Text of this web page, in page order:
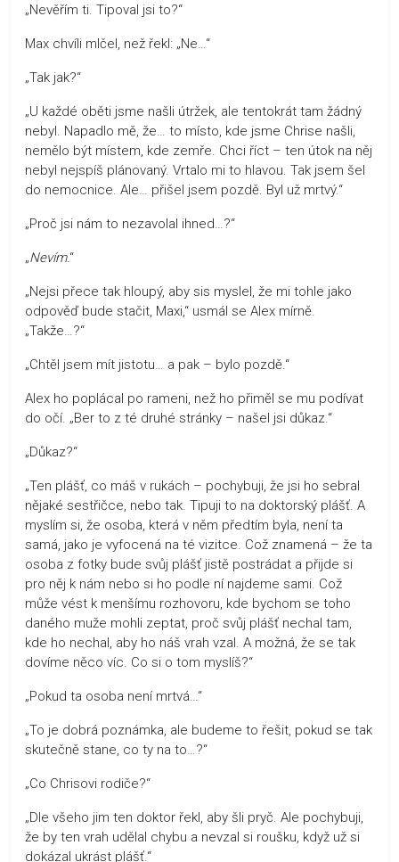
„Nevěřím ti. Tipoval jsi to?“
Max chvíli mlčel, než řekl: „Ne…“
„Tak jak?“
„U každé oběti jsme našli útržek, ale tentokrát tam žádný
nebyl. Napadlo mě, že… to místo, kde jsme Chrise našli,
nemělo být místem, kde zemře. Chci říct – ten útok na něj
nebyl nejspíš plánovaný. Vrtalo mi to hlavou. Tak jsem šel
do nemocnice. Ale… přišel jsem pozdě. Byl už mrtvý.“
„Proč jsi nám to nezavolal ihned…?“
„Nevím.“
„Nejsi přece tak hloupý, aby sis myslel, že mi tohle jako
odpověď bude stačit, Maxi,“ usmál se Alex mírně.
„Takže…?“
„Chtěl jsem mít jistotu… a pak – bylo pozdě.“
Alex ho poplácal po rameni, než ho přiměl se mu podívat
do očí. „Ber to z té druhé stránky – našel jsi důkaz.“
„Důkaz?“
„Ten plášť, co máš v rukách – pochybuji, že jsi ho sebral
nějaké sestřičce, nebo tak. Tipuji to na doktorský plášť. A
myslím si, že osoba, která v něm předtím byla, není ta
samá, jako je vyfocená na té vizitce. Což znamená – že ta
osoba z fotky bude svůj plášť jistě postrádat a přijde si
pro něj k nám nebo si ho podle ní najdeme sami. Což
může vést k menšímu rozhovoru, kde bychom se toho
daného muže mohli zeptat, proč svůj plášť nechal tam,
kde ho nechal, aby ho náš vrah vzal. A možná, že se tak
dovíme něco víc. Co si o tom myslíš?“
„Pokud ta osoba není mrtvá…“
„To je dobrá poznámka, ale budeme to řešit, pokud se tak
skutečně stane, co ty na to…?“
„Co Chrisovi rodiče?“
„Dle všeho jim ten doktor řekl, aby šli pryč. Ale pochybuji,
že by ten vrah udělal chybu a nevzal si roušku, když už si
dokázal ukrást plášť.“